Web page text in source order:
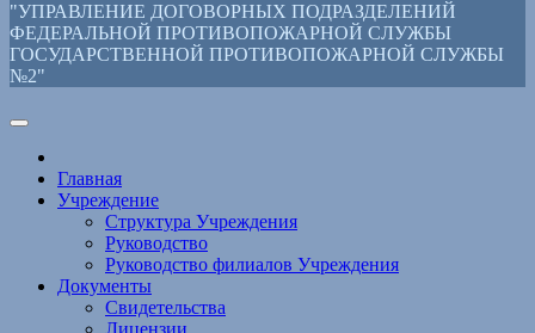
"УПРАВЛЕНИЕ ДОГОВОРНЫХ ПОДРАЗДЕЛЕНИЙ
ФЕДЕРАЛЬНОЙ ПРОТИВОПОЖАРНОЙ СЛУЖБЫ
ГОСУДАРСТВЕННОЙ ПРОТИВОПОЖАРНОЙ СЛУЖБЫ
№2"
Главная
Учреждение
Структура Учреждения
Руководство
Руководство филиалов Учреждения
Документы
Свидетельства
Лицензии